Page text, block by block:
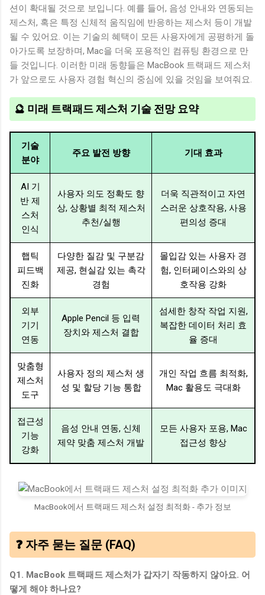
션이 확대될 것으로 보입니다. 예를 들어, 음성 안내와 연동되는
제스처, 혹은 특정 신체적 움직임에 반응하는 제스처 등이 개발
될 수 있어요. 이는 기술의 혜택이 모든 사용자에게 공평하게 돌
아가도록 보장하며, Mac을 더욱 포용적인 컴퓨팅 환경으로 만
들 것입니다. 이러한 미래 동향들은 MacBook 트랙패드 제스처
가 앞으로도 사용자 경험 혁신의 중심에 있을 것임을 보여줘요.
🔮 미래 트랙패드 제스처 기술 전망 요약
기술
분야
주요 발전 방향 기대 효과
AI 기
반 제
스처
인식
사용자 의도 정확도 향
상, 상황별 최적 제스처
추천/실행
더욱 직관적이고 자연
스러운 상호작용, 사용
편의성 증대
햅틱
피드백
진화
다양한 질감 및 구분감
제공, 현실감 있는 촉각
경험
몰입감 있는 사용자 경
험, 인터페이스와의 상
호작용 강화
외부
기기
연동
Apple Pencil 등 입력
장치와 제스처 결합
섬세한 창작 작업 지원,
복잡한 데이터 처리 효
율 증대
맞춤형
제스처
도구
사용자 정의 제스처 생
성 및 할당 기능 통합
개인 작업 흐름 최적화,
Mac 활용도 극대화
접근성
기능
강화
음성 안내 연동, 신체
제약 맞춤 제스처 개발
모든 사용자 포용, Mac
접근성 향상
MacBook에서 트랙패드 제스처 설정 최적화 - 추가 정보
❓ 자주 묻는 질문 (FAQ)
Q1. MacBook 트랙패드 제스처가 갑자기 작동하지 않아요. 어
떻게 해야 하나요?